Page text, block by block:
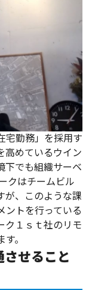
宅勤務」を採用す
高めているウイン
下でも組織サーベ
クはチームビル
が、このような課
ントを行っている
ク１ｓｔ社のリモ
。
せること